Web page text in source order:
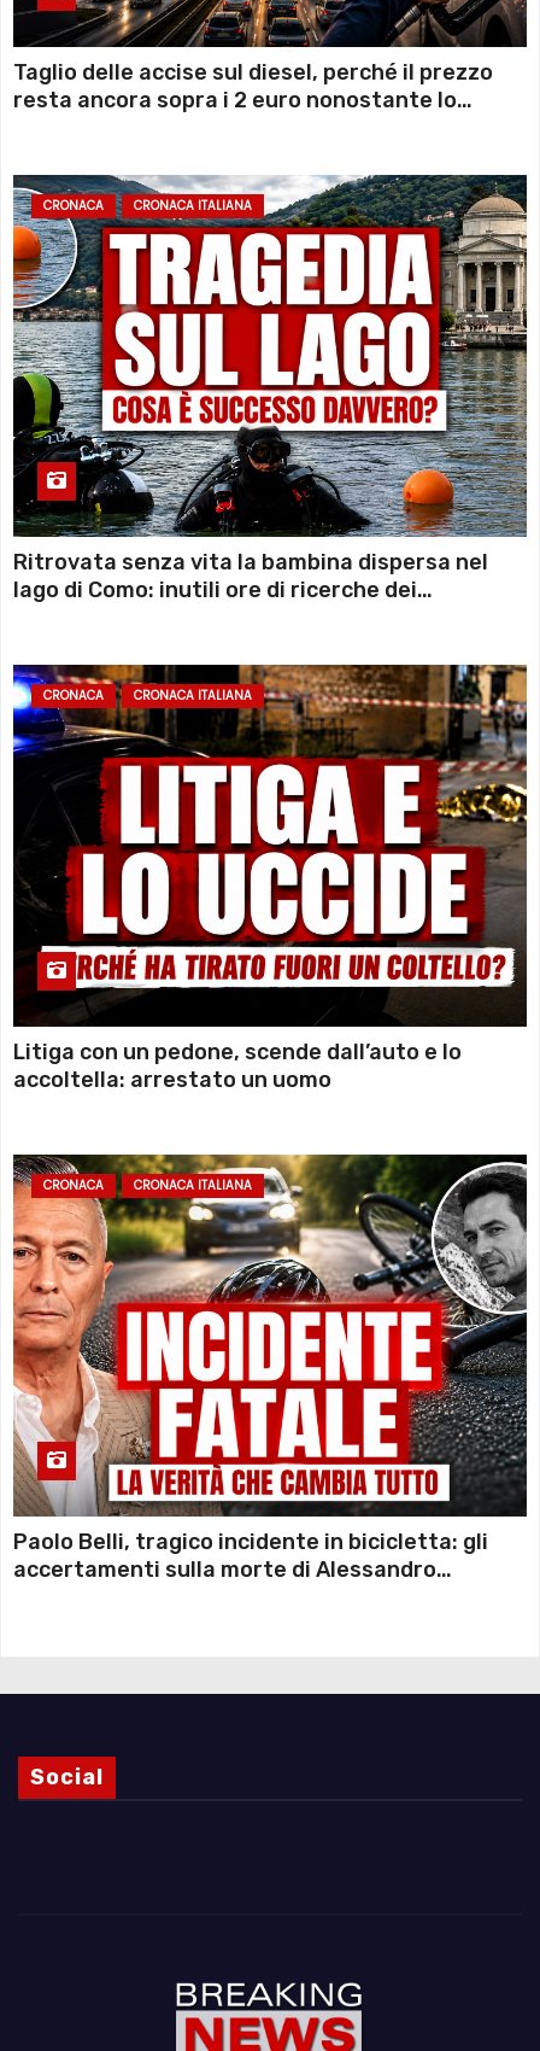
Taglio delle accise sul diesel, perché il prezzo
resta ancora sopra i 2 euro nonostante lo
CRONACA CRONACA ITALIANA
Ritrovata senza vita la bambina dispersa nel
lago di Como: inutili ore di ricerche dei
CRONACA CRONACA ITALIANA
Litiga con un pedone, scende dall’auto e lo
accoltella: arrestato un uomo
CRONACA CRONACA ITALIANA
Paolo Belli, tragico incidente in bicicletta: gli
accertamenti sulla morte di Alessandro
Social